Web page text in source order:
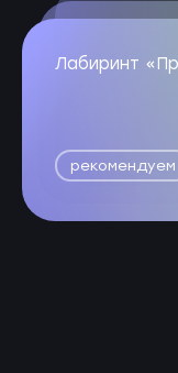
Лабиринт
рекомендуем